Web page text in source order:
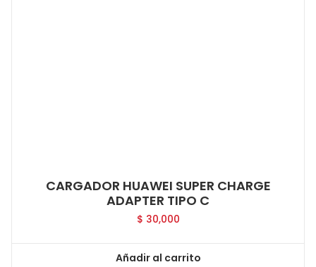
CARGADOR HUAWEI SUPER CHARGE
ADAPTER TIPO C
$ 30,000
Añadir al carrito